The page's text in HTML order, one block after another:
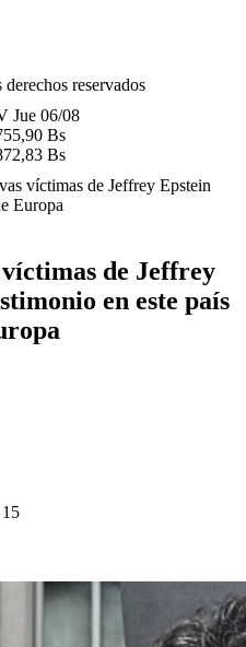
reservados
Jue 06/08
Bs
Bs
víctimas de Jeffrey Epstein
Europa
víctimas de Jeffrey
en este país